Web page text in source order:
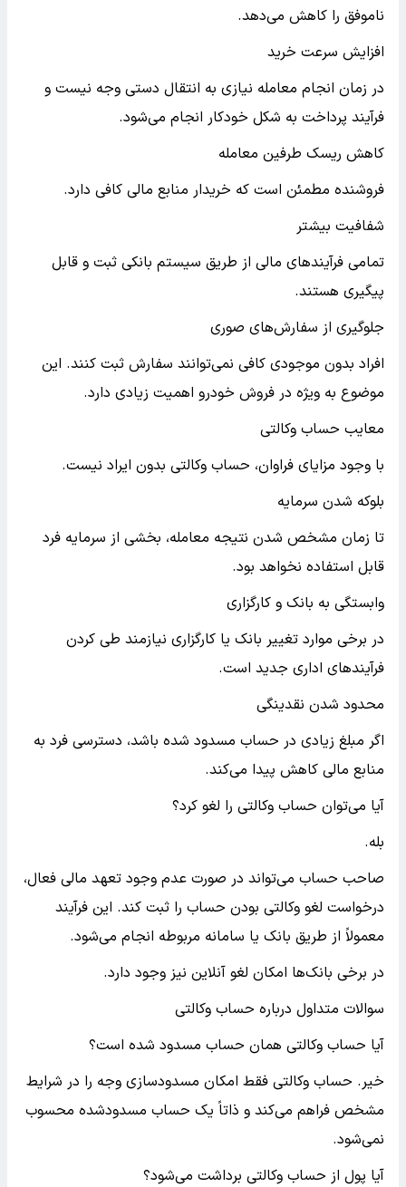
ناموفق را کاهش می‌دهد.
افزایش سرعت خرید
در زمان انجام معامله نیازی به انتقال دستی وجه نیست و
فرآیند پرداخت به شکل خودکار انجام می‌شود.
کاهش ریسک طرفین معامله
فروشنده مطمئن است که خریدار منابع مالی کافی دارد.
شفافیت بیشتر
تمامی فرآیندهای مالی از طریق سیستم بانکی ثبت و قابل
پیگیری هستند.
جلوگیری از سفارش‌های صوری
افراد بدون موجودی کافی نمی‌توانند سفارش ثبت کنند. این
موضوع به ویژه در فروش خودرو اهمیت زیادی دارد.
معایب حساب وکالتی
با وجود مزایای فراوان، حساب وکالتی بدون ایراد نیست.
بلوکه شدن سرمایه
تا زمان مشخص شدن نتیجه معامله، بخشی از سرمایه فرد
قابل استفاده نخواهد بود.
وابستگی به بانک و کارگزاری
در برخی موارد تغییر بانک یا کارگزاری نیازمند طی کردن
فرآیندهای اداری جدید است.
محدود شدن نقدینگی
اگر مبلغ زیادی در حساب مسدود شده باشد، دسترسی فرد به
منابع مالی کاهش پیدا می‌کند.
آیا می‌توان حساب وکالتی را لغو کرد؟
بله.
صاحب حساب می‌تواند در صورت عدم وجود تعهد مالی فعال،
درخواست لغو وکالتی بودن حساب را ثبت کند. این فرآیند
معمولاً از طریق بانک یا سامانه مربوطه انجام می‌شود.
در برخی بانک‌ها امکان لغو آنلاین نیز وجود دارد.
سوالات متداول درباره حساب وکالتی
آیا حساب وکالتی همان حساب مسدود شده است؟
خیر. حساب وکالتی فقط امکان مسدودسازی وجه را در شرایط
مشخص فراهم می‌کند و ذاتاً یک حساب مسدودشده محسوب
نمی‌شود.
آیا پول از حساب وکالتی برداشت می‌شود؟